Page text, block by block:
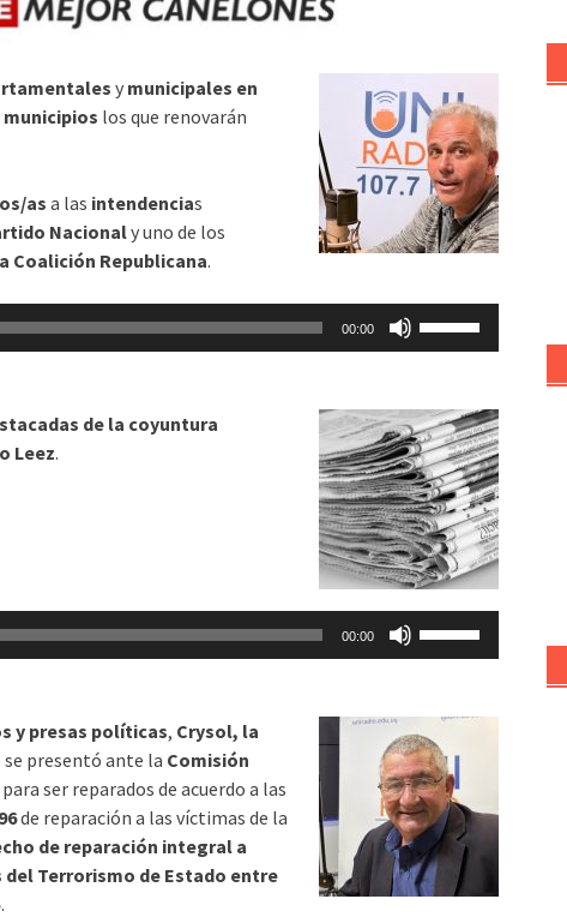
y municipales en
municipios los que renovarán
as a las intendencias
Nacionaly uno de los
Coalición Republicana.
00:00
flecha
arriba/abajo
para
aumentar
o
disminuir
volumen.
de la coyuntura
Leez.
00:00
flecha
arriba/abajo
para
aumentar
o
disminuir
y presas políticas, Crysol, la
se presentó ante la Comisión
para ser reparados de acuerdo a las
de reparación a las víctimas de la
de reparación integral a
Terrorismo de Estado entre
.